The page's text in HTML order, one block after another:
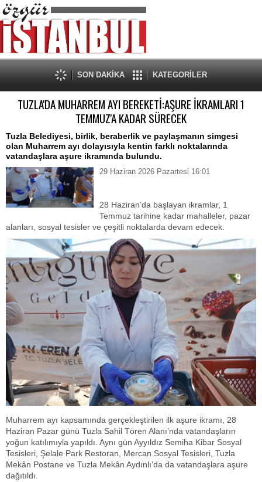
SON DAKİKA KATEGORİLER
TUZLA'DA MUHARREM AYI BEREKETİ:AŞURE İKRAMLARI 1
TEMMUZ'A KADAR SÜRECEK
Tuzla Belediyesi, birlik, beraberlik ve paylaşmanın simgesi
olan Muharrem ayı dolayısıyla kentin farklı noktalarında
vatandaşlara aşure ikramında bulundu.
29 Haziran 2026 Pazartesi 16:01
28 Haziran’da başlayan ikramlar, 1
Temmuz tarihine kadar mahalleler, pazar
alanları, sosyal tesisler ve çeşitli noktalarda devam edecek.
Muharrem ayı kapsamında gerçekleştirilen ilk aşure ikramı, 28
Haziran Pazar günü Tuzla Sahil Tören Alanı’nda vatandaşların
yoğun katılımıyla yapıldı. Aynı gün Ayyıldız Semiha Kibar Sosyal
Tesisleri, Şelale Park Restoran, Mercan Sosyal Tesisleri, Tuzla
Mekân Postane ve Tuzla Mekân Aydınlı’da da vatandaşlara aşure
dağıtıldı.